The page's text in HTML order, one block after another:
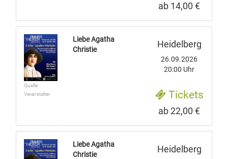
ab 14,00 €
Quelle:
Veranstalter
Liebe Agatha
Christie
Heidelberg
26.09.2026
20:00 Uhr
Tickets
ab 22,00 €
Liebe Agatha
Christie
Heidelberg